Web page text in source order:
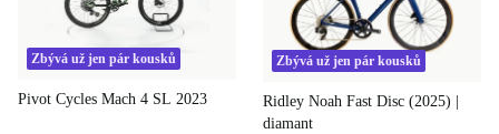
Zbývá už jen pár kousků
Pivot Cycles Mach 4 SL 2023
Zbývá už jen pár kousků
Ridley Noah Fast Disc (2025) |
diamant